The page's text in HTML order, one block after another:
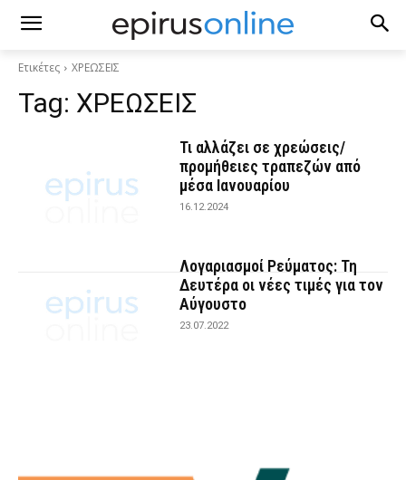
Ετικέτες ΧΡΕΩΣΕΙΣ
Tag: ΧΡΕΩΣΕΙΣ
Τι αλλάζει σε χρεώσεις/
προμήθειες τραπεζών από
μέσα Ιανουαρίου
16.12.2024
Λογαριασμοί Ρεύματος: Τη
Δευτέρα οι νέες τιμές για τον
Αύγουστο
23.07.2022